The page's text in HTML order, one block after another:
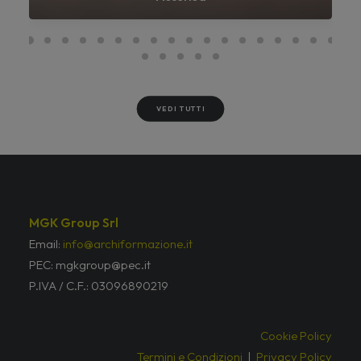
VEDI TUTTI
MGK Group Srl
Email: info@archiformazione.it
PEC: mgkgroup@pec.it
P.IVA / C.F.: 03096890219
Cookie Policy
Termini e Condizioni | Privacy Policy